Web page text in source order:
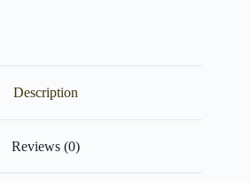
Description
Reviews (0)